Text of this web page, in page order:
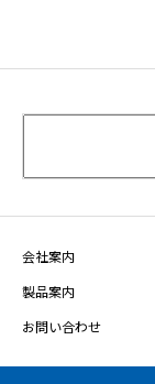
会社案内
製品案内
お問い合わせ